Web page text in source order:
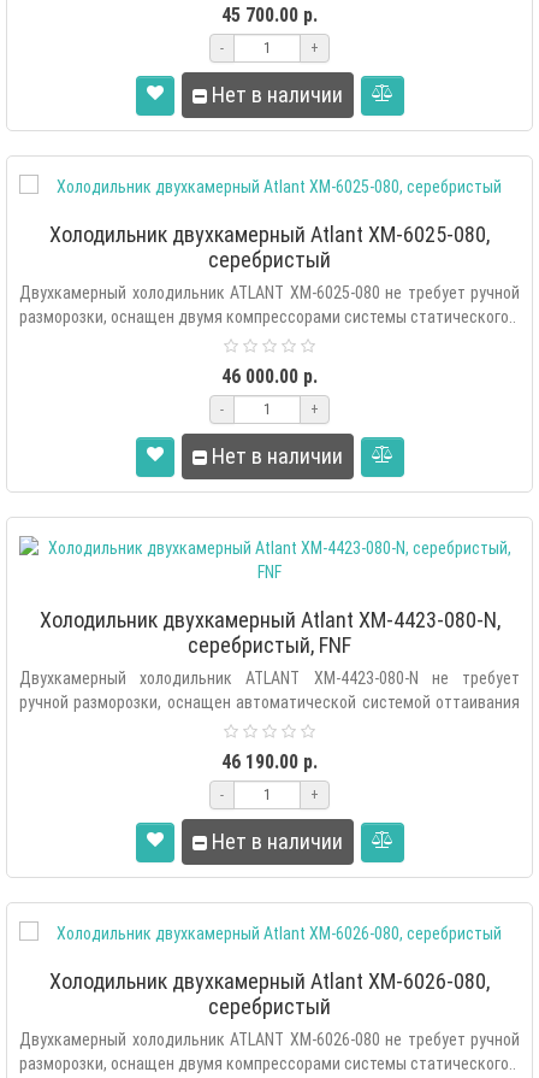
45 700.00 р.
- +
Нет в наличии
Холодильник двухкамерный Atlant ХМ-6025-080,
серебристый
Двухкамерный холодильник ATLANT XM-6025-080 не требует ручной
разморозки, оснащен двумя компрессорами системы статического..
46 000.00 р.
- +
Нет в наличии
Холодильник двухкамерный Atlant XM-4423-080-N,
серебристый, FNF
Двухкамерный холодильник ATLANT XM-4423-080-N не требует
ручной разморозки, оснащен автоматической системой оттаивания
46 190.00 р.
- +
Нет в наличии
Холодильник двухкамерный Atlant ХМ-6026-080,
серебристый
Двухкамерный холодильник ATLANT XM-6026-080 не требует ручной
разморозки, оснащен двумя компрессорами системы статического..